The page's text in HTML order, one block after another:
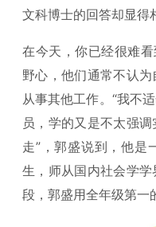
文科博士的回答却显得
在今天，你已经很难
野心，他们通常不认
从事其他工作。“我不
员，学的又是不太强
走”，郭盛说到，他是
生，师从国内社会学
段，郭盛用全年级第一